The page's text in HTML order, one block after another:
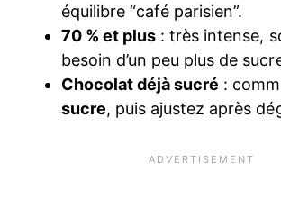
équilibre “café parisien”.
70 % et plus : très intense,
besoin d’un peu plus de
Chocolat déjà sucré :
sucre, puis ajustez après